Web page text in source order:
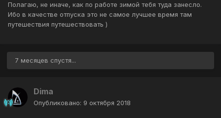
Полагаю, не иначе, как по работе зимой тебя туда занесло.
Ибо в качестве отпуска это не самое лучшее время там
путешествия путешествовать )
7 месяцев спустя...
Dima
Опубликовано: 9 октября 2018